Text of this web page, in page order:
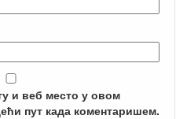
и веб место у овом
пут када коментаришем.